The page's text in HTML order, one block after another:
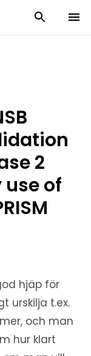
Visa och dölj
Visa
2
of
hjäp för
urskilja t.ex.
och man
hur klart